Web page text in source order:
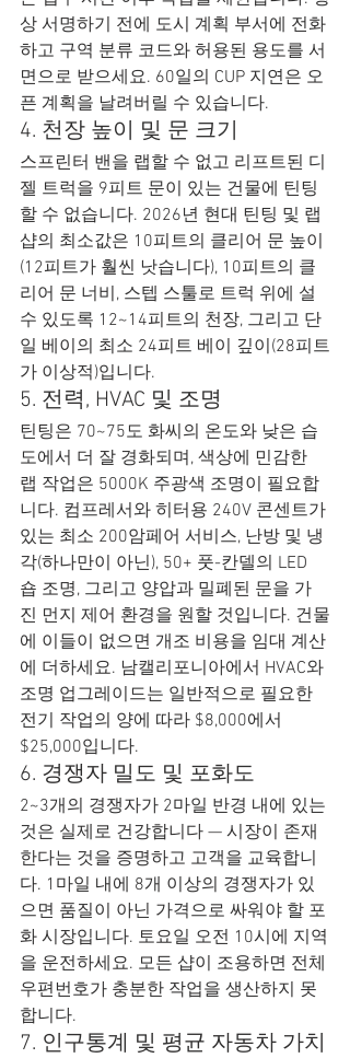
상 서명하기 전에 도시 계획 부서에 전화
하고 구역 분류 코드와 허용된 용도를 서
면으로 받으세요. 60일의 CUP 지연은 오
픈 계획을 날려버릴 수 있습니다.
4. 천장 높이 및 문 크기
스프린터 밴을 랩할 수 없고 리프트된 디
젤 트럭을 9피트 문이 있는 건물에 틴팅
할 수 없습니다. 2026년 현대 틴팅 및 랩
샵의 최소값은 10피트의 클리어 문 높이
(12피트가 훨씬 낫습니다), 10피트의 클
리어 문 너비, 스텝 스툴로 트럭 위에 설
수 있도록 12~14피트의 천장, 그리고 단
일 베이의 최소 24피트 베이 깊이(28피트
가 이상적)입니다.
5. 전력, HVAC 및 조명
틴팅은 70~75도 화씨의 온도와 낮은 습
도에서 더 잘 경화되며, 색상에 민감한
랩 작업은 5000K 주광색 조명이 필요합
니다. 컴프레서와 히터용 240V 콘센트가
있는 최소 200암페어 서비스, 난방 및 냉
각(하나만이 아닌), 50+ 풋-칸델의 LED
숍 조명, 그리고 양압과 밀폐된 문을 가
진 먼지 제어 환경을 원할 것입니다. 건물
에 이들이 없으면 개조 비용을 임대 계산
에 더하세요. 남캘리포니아에서 HVAC와
조명 업그레이드는 일반적으로 필요한
전기 작업의 양에 따라 $8,000에서
$25,000입니다.
6. 경쟁자 밀도 및 포화도
2~3개의 경쟁자가 2마일 반경 내에 있는
것은 실제로 건강합니다 — 시장이 존재
한다는 것을 증명하고 고객을 교육합니
다. 1마일 내에 8개 이상의 경쟁자가 있
으면 품질이 아닌 가격으로 싸워야 할 포
화 시장입니다. 토요일 오전 10시에 지역
을 운전하세요. 모든 샵이 조용하면 전체
우편번호가 충분한 작업을 생산하지 못
합니다.
7. 인구통계 및 평균 자동차 가치